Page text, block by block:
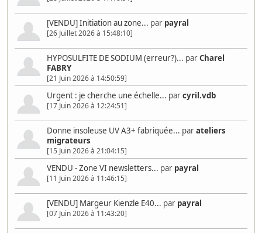
[VENDU] Initiation au zone... par payral
[26 Juillet 2026 à 15:48:10]
HYPOSULFITE DE SODIUM (erreur?)... parCharel
FABRY
[21 Juin 2026 à 14:50:59]
Urgent : je cherche une échelle... parcyril.vdb
[17 Juin 2026 à 12:24:51]
Donne insoleuse UV A3+ fabriquée... parateliers
migrateurs
[15 Juin 2026 à 21:04:15]
VENDU - Zone VI newsletters... par payral
[11 Juin 2026 à 11:46:15]
[VENDU] Margeur Kienzle E40... par payral
[07 Juin 2026 à 11:43:20]